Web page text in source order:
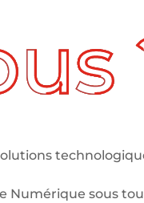
Numérique sous